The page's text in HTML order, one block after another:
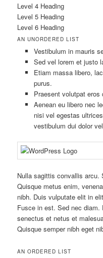
Level 4 Heading
Level 5 Heading
Level 6 Heading
AN UNORDERED LIST
Vestibulum in mauris
Sed vel lorem et justo
Etiam massa libero,
purus.
Praesent volutpat
Aenean eu libero nec
nisi vel egestas
vestibulum dui dolor
Nulla sagittis convallis arcu.
Quisque metus enim,
nibh. Duis vulputate elit in
Fusce in est. Sed nec diam.
senectus et netus et
Quisque semper nibh eget
AN ORDERED LIST